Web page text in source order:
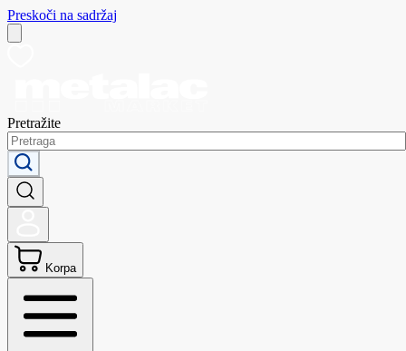
Preskoči na sadržaj
Pretražite
Korpa